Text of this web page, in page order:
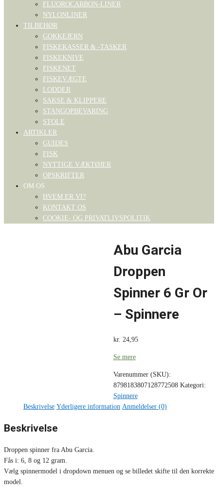
FLUOROCARBON-LINER
NYLONLINER
TILBEHØR
GOKKEJERN
FISKEKASSER & -TASKER
FISKEKNIVE
FISKENET
FISKEVÆGTE
LODDER
SAKSE & KLIPPERE
STANGOPBEVARING
STOLE
ARTIKLER
GUIDES
FISK
NYTTIGE VÆKTØJER
OPSKRIFTER
OM OS
HVEM ER VI?
KONTAKT OS
COOKIE- OG PRIVATLIVSPOLITIK
Abu Garcia
Droppen
Spinner 6 Gr Or
– Spinnere
kr. 24,95
Se mere
Varenummer (SKU):
8798183807128772508 Kategori:
Spinnere
Beskrivelse Yderligere information Anmeldelser (0)
Beskrivelse
Droppen spinner fra Abu Garcia.
Fås i: 6, 8 og 12 gram.
Vælg spinnermodel i dropdown menuen og se billedet skifte til den korrekte
model.